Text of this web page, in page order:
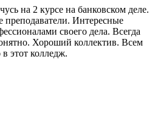
на 2 курсе на банковском деле.
Интересные
своего дела. Всегда
Хороший коллектив. Всем
этот колледж.